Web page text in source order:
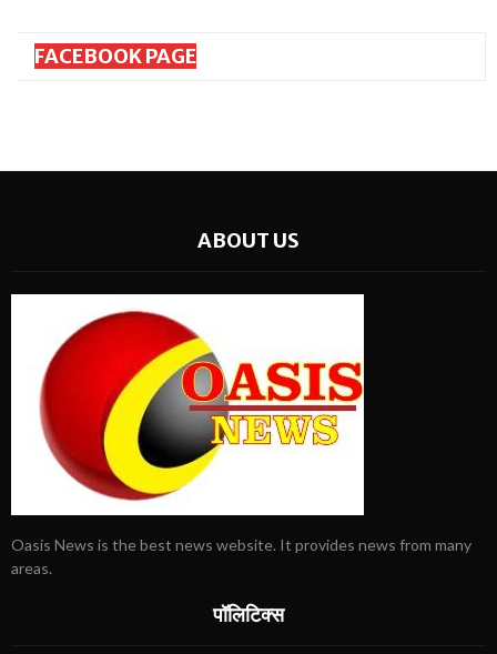
FACEBOOK PAGE
ABOUT US
Oasis News is the best news website. It provides news from many
areas.
पॉलिटिक्स